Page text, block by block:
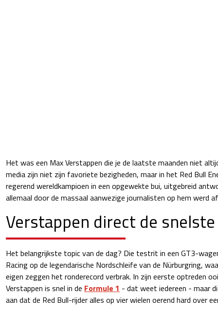
Het was een Max Verstappen die je de laatste maanden niet
media zijn niet zijn favoriete bezigheden, maar in het Red Bull
regerend wereldkampioen in een opgewekte bui, uitgebreid
allemaal door de massaal aanwezige journalisten op hem werd
Verstappen direct de
Het belangrijkste topic van de dag? Die testrit in een GT3-
Racing op de legendarische Nordschleife van de Nürburgring,
eigen zeggen het ronderecord verbrak. In zijn eerste optreden
Verstappen is snel in de Formule 1 - dat weet iedereen - maar
aan dat de Red Bull-rijder alles op vier wielen oerend hard over